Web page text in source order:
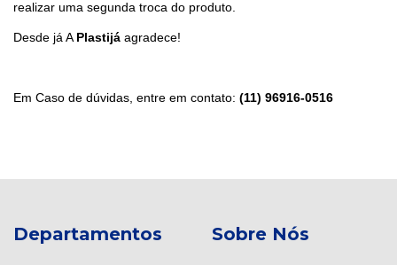
realizar uma segunda troca do produto.
Desde já A Plastijá agradece!
Em Caso de dúvidas, entre em contato: (11) 96916-0516
Departamentos Sobre Nós